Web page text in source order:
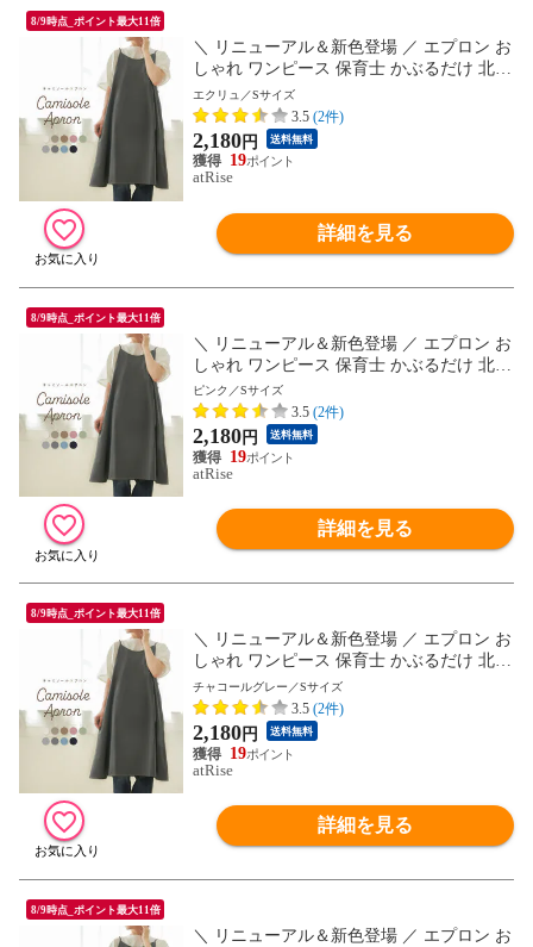
8/9時点_ポイント最大11倍
＼ リニューアル＆新色登場 ／ エプロン お
しゃれ ワンピース 保育士 かぶるだけ 北欧
かわいい ナチュラル カフェ 無地 シンプル
エステ レディース キャミソール プレゼン
ト ギフト Sサイズ 小さいサイズ
エクリュ／Sサイズ
3.5 (2件)
2,180円 送料無料
19
atRise
詳細を見る
8/9時点_ポイント最大11倍
＼ リニューアル＆新色登場 ／ エプロン お
しゃれ ワンピース 保育士 かぶるだけ 北欧
かわいい ナチュラル カフェ 無地 シンプル
エステ レディース キャミソール プレゼン
ト ギフト Sサイズ 小さいサイズ
ピンク／Sサイズ
3.5 (2件)
2,180円 送料無料
19
atRise
詳細を見る
8/9時点_ポイント最大11倍
＼ リニューアル＆新色登場 ／ エプロン お
しゃれ ワンピース 保育士 かぶるだけ 北欧
かわいい ナチュラル カフェ 無地 シンプル
エステ レディース キャミソール プレゼン
ト ギフト Sサイズ 小さいサイズ
チャコールグレー／Sサイズ
3.5 (2件)
2,180円 送料無料
19
atRise
詳細を見る
8/9時点_ポイント最大11倍
＼ リニューアル＆新色登場 ／ エプロン お